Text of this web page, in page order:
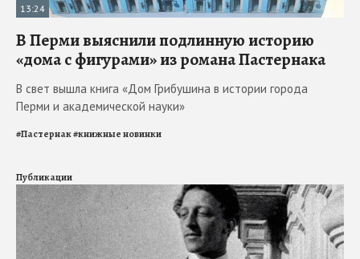
13:24
В Перми выяснили подлинную историю
«дома с фигурами» из романа Пастернака
В свет вышла книга «Дом Грибушина в истории города
Перми и академической науки»
#Пастернак#книжные новинки
Публикации